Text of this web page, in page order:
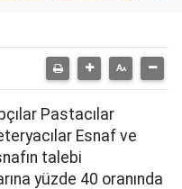
Pastacılar
Esnaf ve
talebi
yüzde 40 oranında